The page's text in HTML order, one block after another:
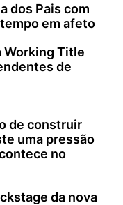
dos Pais com
em afeto
Working Title
de
de construir
uma pressão
no
da nova